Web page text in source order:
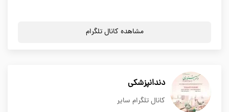
مشاهده کانال تلگرام
دندانپزشكي
کانال تلگرام سایر